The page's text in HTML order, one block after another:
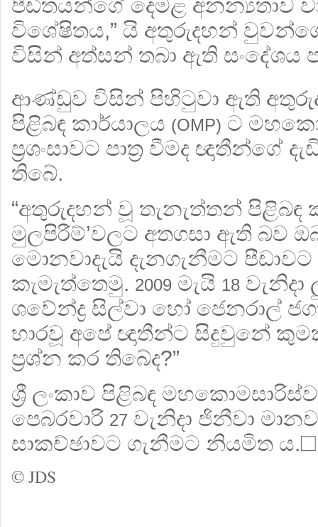
පීඩිතයන්ගේ දෙමළ අනන්‍යතාව
විශේෂිතය,” යි අතුරුදහන්
විසින් අත්සන් තබා ඇති සංදේශය
ආණ්ඩුව විසින් පිහිටුවා ඇති
පිළිබඳ කාර්යාලය (OMP) ට
ප්‍රශංසාවට පාත්‍ර වීමද ඥාතීන්ගේ
තිබේ.
“අතුරුදහන් වූ තැනැත්තන් පිළිබඳ
මුලපිරීම්’වලට අතගසා ඇති බව
මොනවාදැයි දැනගැනීමට පීඩාවට
කැමැත්තෙමු. 2009 මැයි 18
ශවේන්ද්‍ර සිල්වා හෝ ජෙනරාල්
භාරවූ අපේ ඥාතීන්ට සිදුවුනේ
ප්‍රශ්න කර තිබේද?”
ශ්‍රී ලංකාව පිළිබඳ
පෙබරවාරි 27 වැනිදා ජිනීවා
සාකච්ඡාවට ගැනීමට නියමිත ය.☐
© JDS